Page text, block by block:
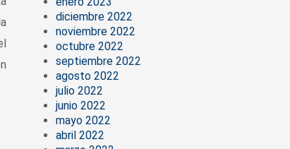
diciembre 2022
noviembre 2022
octubre 2022
septiembre 2022
agosto 2022
julio 2022
junio 2022
mayo 2022
abril 2022